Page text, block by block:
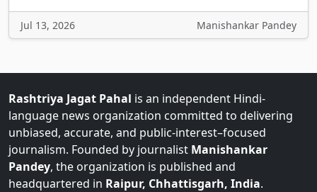
Jul 13, 2026 Manishankar Pandey
Rashtriya Jagat Pahal is an independent Hindi-
language news organization committed to delivering
unbiased, accurate, and public-interest–focused
journalism. Founded by journalist Manishankar
Pandey, the organization is published and
headquartered in Raipur, Chhattisgarh, India.